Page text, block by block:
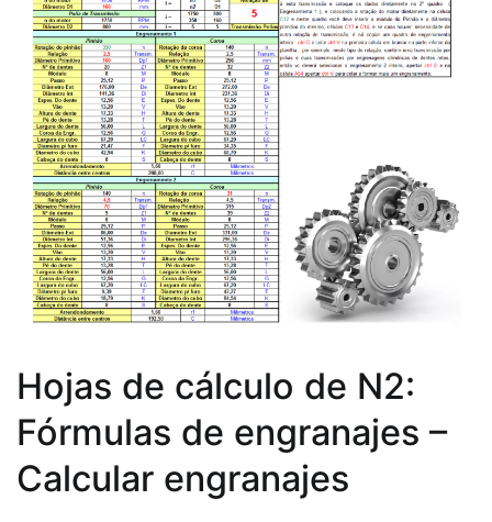
Hojas de cálculo de N2:
Fórmulas de engranajes –
Calcular engranajes